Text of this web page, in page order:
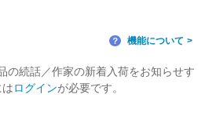
？ 機能について
の続話／作家の新着入荷をお知らせす
ログインが必要です。